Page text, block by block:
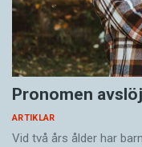
Pronomen
ARTIKLAR
Vid två års ålder har